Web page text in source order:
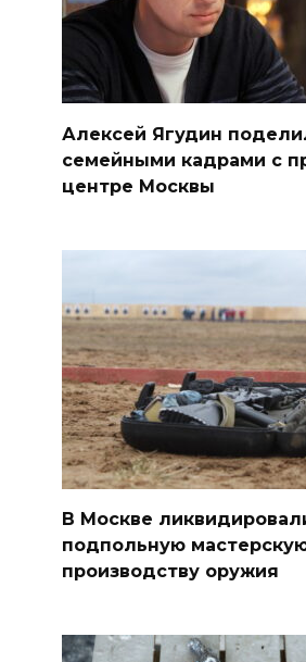
Алексей Ягудин
семейными кадрами с
центре Москвы
В Москве
подпольную
производству оружия